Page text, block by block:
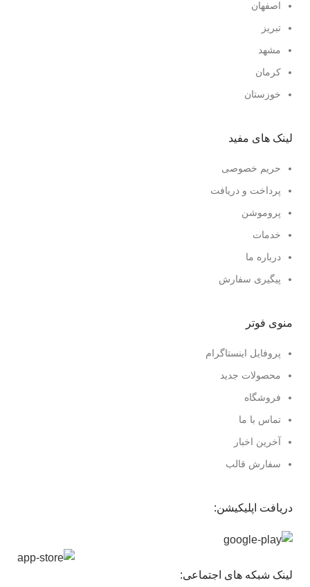
اصفهان
تبریز
مشهد
کرمان
خوزستان
لینک های مفید
حریم خصوصی
پرداخت و دریافت
پروموشن
خدمات
درباره ما
پیگیری سفارش
منوی فوتر
پروفایل اینستاگرام
محصولات جدید
فروشگاه
تماس با ما
آخرین اخبار
سفارش قالب
دریافت اپلیکیشن:
لینک شبکه های اجتماعی: